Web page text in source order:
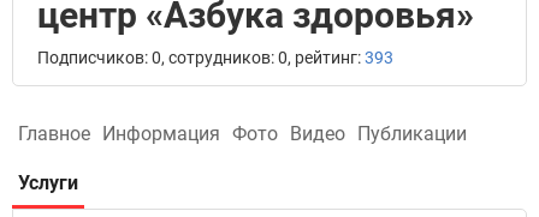
центр «Азбука здоровья»
Подписчиков: 0, сотрудников: 0, рейтинг:393
Главное Информация Фото Видео Публикации
Услуги